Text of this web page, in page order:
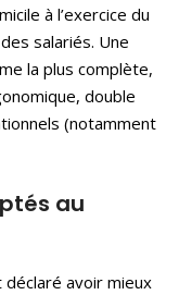
à l’exercice du
salariés. Une
la plus complète,
double
(notamment
au
déclaré avoir mieux